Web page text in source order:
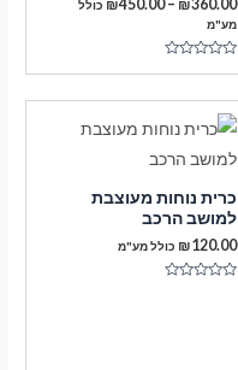
₪360.00
–
₪450.00
כולל
מע"מ
כרית נוחות מעוצבת
למושב הרכב
₪120.00 כולל מע"מ